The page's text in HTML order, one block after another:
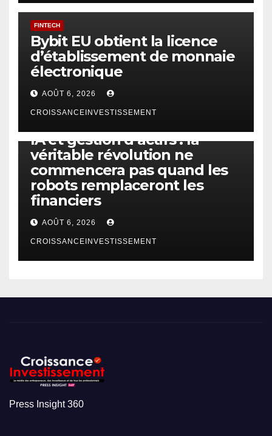
FINTECH
Bybit EU obtient la licence
d’établissement de monnaie
électronique
AOÛT 6, 2026
CROISSANCEINVESTISSEMENT
IA et gestion d’actifs : la
véritable révolution ne
commencera pas quand les
robots remplaceront les
financiers
AOÛT 6, 2026
CROISSANCEINVESTISSEMENT
Press Insight 360